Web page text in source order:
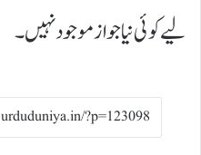
لیے کوئی نیا جواز موجود نہیں۔